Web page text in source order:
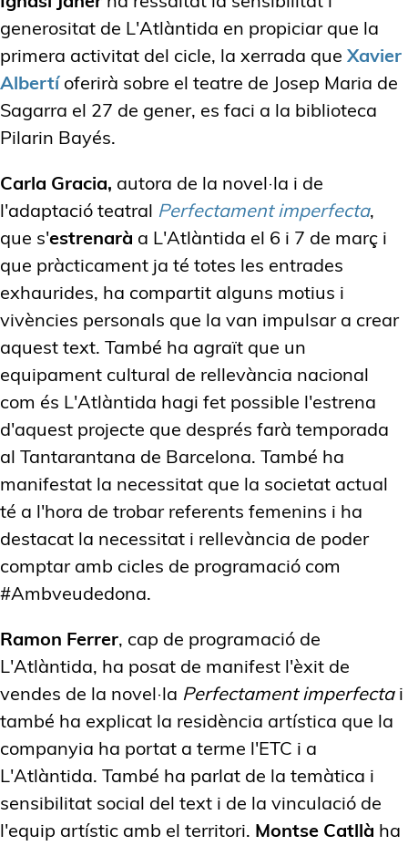
generositat de L'Atlàntida en propiciar que la
primera activitat del cicle, la xerrada que Xavier
Albertíoferirà sobre el teatre de Josep Maria de
Sagarra el 27 de gener, es faci a la biblioteca
Pilarin Bayés.
Carla Gracia, autora de la novel·la i de
l'adaptació teatral Perfectament imperfecta,
que s'estrenarà a L'Atlàntida el 6 i 7 de març i
que pràcticament ja té totes les entrades
exhaurides, ha compartit alguns motius i
vivències personals que la van impulsar a crear
aquest text. També ha agraït que un
equipament cultural de rellevància nacional
com és L'Atlàntida hagi fet possible l'estrena
d'aquest projecte que després farà temporada
al Tantarantana de Barcelona. També ha
manifestat la necessitat que la societat actual
té a l'hora de trobar referents femenins i ha
destacat la necessitat i rellevància de poder
comptar amb cicles de programació com
#Ambveudedona.
Ramon Ferrer, cap de programació de
L'Atlàntida, ha posat de manifest l'èxit de
vendes de la novel·la Perfectament imperfecta i
també ha explicat la residència artística que la
companyia ha portat a terme l'ETC i a
L'Atlàntida. També ha parlat de la temàtica i
sensibilitat social del text i de la vinculació de
l'equip artístic amb el territori. Montse Catllà ha